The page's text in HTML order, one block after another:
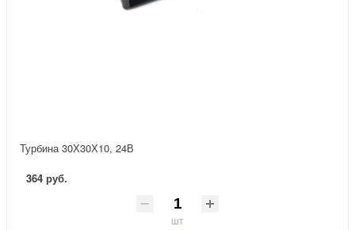
Турбина 30Х30Х10, 24В
364 руб.
шт